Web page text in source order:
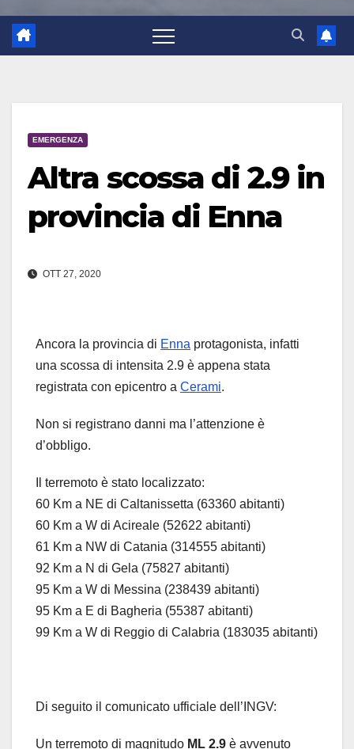
EMERGENZA
Altra scossa di 2.9 in
provincia di Enna
OTT 27, 2020
Ancora la provincia di Enna protagonista, infatti
una scossa di intensita 2.9 è appena stata
registrata con epicentro a Cerami.
Non si registrano danni ma l’attenzione è
d’obbligo.
Il terremoto è stato localizzato:
60 Km a NE di Caltanissetta (63360 abitanti)
60 Km a W di Acireale (52622 abitanti)
61 Km a NW di Catania (314555 abitanti)
92 Km a N di Gela (75827 abitanti)
95 Km a W di Messina (238439 abitanti)
95 Km a E di Bagheria (55387 abitanti)
99 Km a W di Reggio di Calabria (183035 abitanti)
Di seguito il comunicato ufficiale dell’INGV:
Un terremoto di magnitudo ML 2.9 è avvenuto